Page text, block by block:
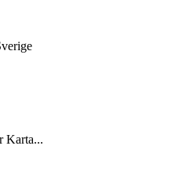
Karta...